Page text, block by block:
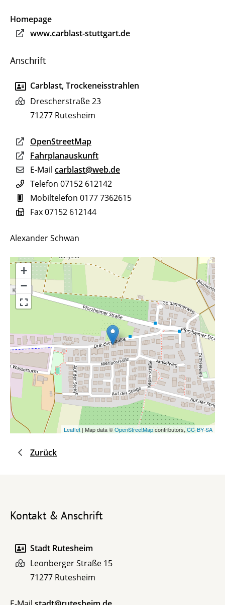
Homepage
www.carblast-stuttgart.de
Anschrift
Carblast, Trockeneisstrahlen
Drescherstraße 23
71277 Rutesheim
OpenStreetMap
Fahrplanauskunft
E-Mail carblast@web.de
Telefon 07152 612142
Mobiltelefon 0177 7362615
Fax07152 612144
Alexander Schwan
+
−
Leaflet | Map data ©OpenStreetMapcontributors, CC-BY-SA
Zurück
Kontakt & Anschrift
Stadt Rutesheim
Leonberger Straße 15
71277 Rutesheim